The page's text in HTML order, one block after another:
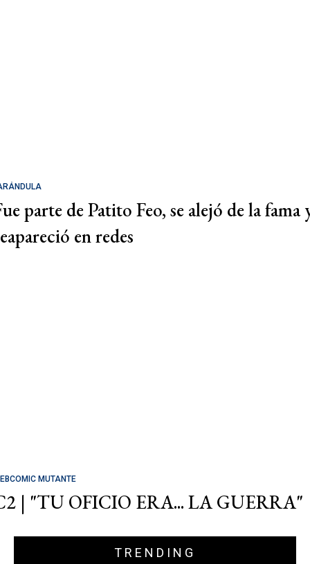
parte de Patito Feo, se alejó de la fama
en redes
MUTANTE
| "TU OFICIO ERA... LA GUERRA"
TRENDING